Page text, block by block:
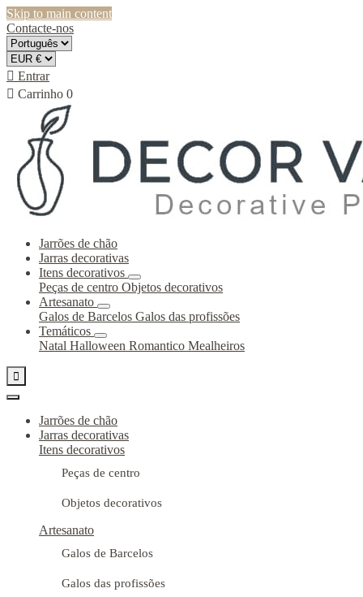
Skip to main content
Contacte-nos
 Entrar
 Carrinho 0
Jarrões de chão
Jarras decorativas
Itens decorativos
Peças de centro Objetos decorativos
Artesanato
Galos de Barcelos Galos das profissões
Temáticos
Natal Halloween Romantico Mealheiros

Jarrões de chão
Jarras decorativas
Itens decorativos
Peças de centro
Objetos decorativos
Artesanato
Galos de Barcelos
Galos das profissões